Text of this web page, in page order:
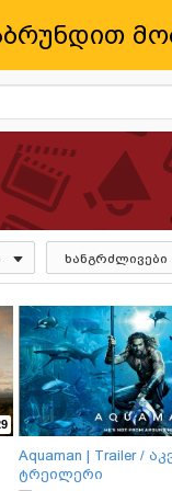
ხანგრძლივები
Aquaman | Trailer /
ტრეილერი